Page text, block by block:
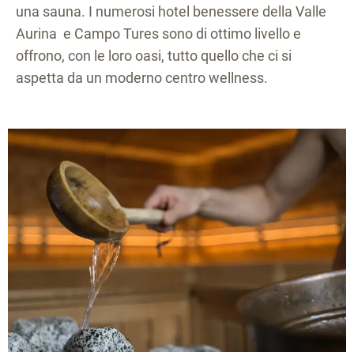
una sauna. I numerosi hotel benessere della Valle
Aurina e Campo Tures sono di ottimo livello e
offrono, con le loro oasi, tutto quello che ci si
aspetta da un moderno centro wellness.